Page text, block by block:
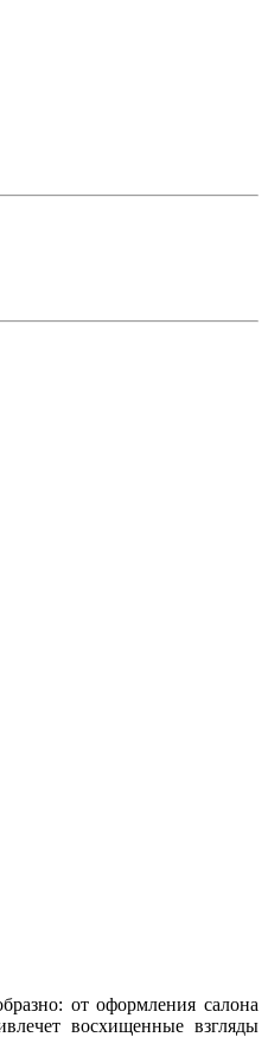
от оформления салона
восхищенные взгляды